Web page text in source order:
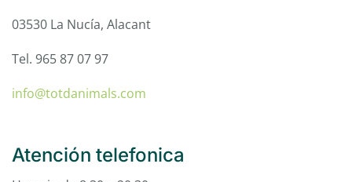
03530 La Nucía, Alacant
Tel. 965 87 07 97
info@totdanimals.com
Atención telefonica